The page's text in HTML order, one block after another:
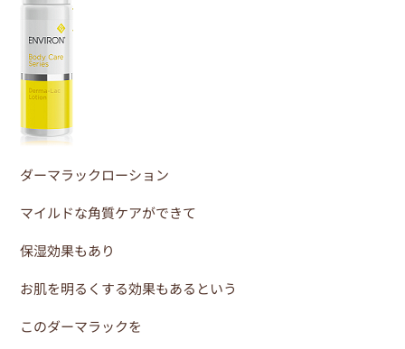
ダーマラックローション
マイルドな角質ケアができて
保湿効果もあり
お肌を明るくする効果もあるという
このダーマラックを